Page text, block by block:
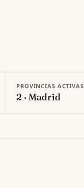
PROVINCIAS ACTIVAS
2 · Madrid